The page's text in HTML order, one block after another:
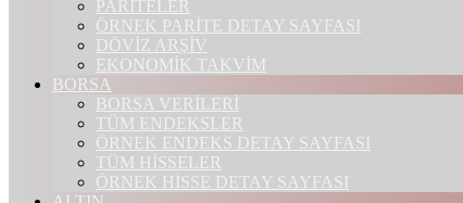
PARİTELER
ÖRNEK PARİTE DETAY SAYFASI
DÖVİZ ARŞİV
EKONOMİK TAKVİM
BORSA
BORSA VERİLERİ
TÜM ENDEKSLER
ÖRNEK ENDEKS DETAY SAYFASI
TÜM HİSSELER
ÖRNEK HİSSE DETAY SAYFASI